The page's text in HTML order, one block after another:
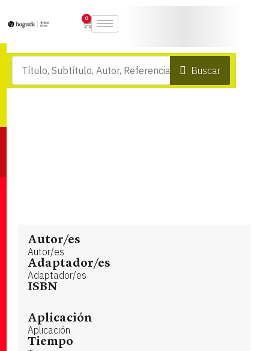
0
Buscar
Autor/es
Autor/es
Adaptador/es
Adaptador/es
ISBN
Aplicación
Aplicación
Tiempo